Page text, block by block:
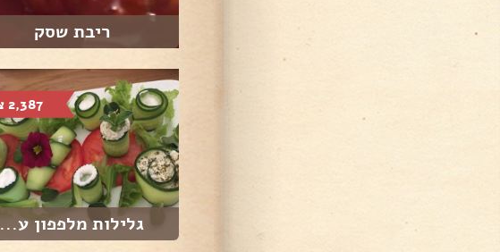
ריבת שסק
2,387 צפיות
גלילות מלפפון ע...